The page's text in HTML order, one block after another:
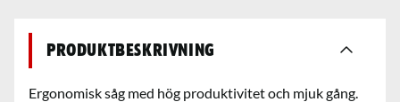
Produktbeskrivning
Ergonomisk såg med hög produktivitet och mjuk gång.